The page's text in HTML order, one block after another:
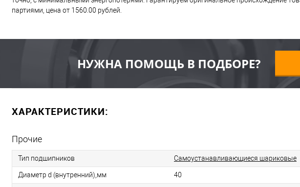
партиями, цена от 1560.00 рублей.
НУЖНА ПОМОЩЬ В ПОДБОРЕ?
ХАРАКТЕРИСТИКИ:
Прочие
Тип подшипников Самоустанавливающиеся шариковые
Диаметр d (внутренний),мм 40